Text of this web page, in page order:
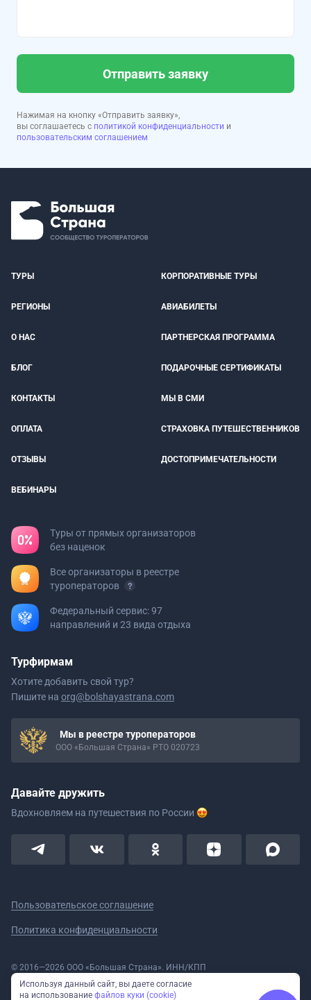
Отправить заявку
Нажимая на кнопку «Отправить заявку»,
вы соглашаетесь с политикой конфиденциальности и
пользовательским соглашением
ТУРЫ КОРПОРАТИВНЫЕ ТУРЫ
РЕГИОНЫ АВИАБИЛЕТЫ
О НАС ПАРТНЕРСКАЯ ПРОГРАММА
БЛОГ ПОДАРОЧНЫЕ СЕРТИФИКАТЫ
КОНТАКТЫ МЫ В СМИ
ОПЛАТА СТРАХОВКА ПУТЕШЕСТВЕННИКОВ
ОТЗЫВЫ ДОСТОПРИМЕЧАТЕЛЬНОСТИ
ВЕБИНАРЫ
Туры от прямых организаторов
без наценок
Все организаторы в реестре
туроператоров
Федеральный сервис: 97
направлений и 23 вида отдыха
Турфирмам
Хотите добавить свой тур?
Пишите на org@bolshayastrana.com
Мы в реестре туроператоров
ООО «Большая Страна» РТО 020723
Давайте дружить
Вдохновляем на путешествия по России
Пользовательское соглашение
Политика конфиденциальности
© 2016—2026 ООО «Большая Страна». ИНН/КПП
5908078160/590801001 ОГРН 1185958020533
Номер в реестре Роскомнадзора № 59-18-006319 (Приказ № 321 от
Используя данный сайт, вы даете согласие
на использование файлов куки (cookie)